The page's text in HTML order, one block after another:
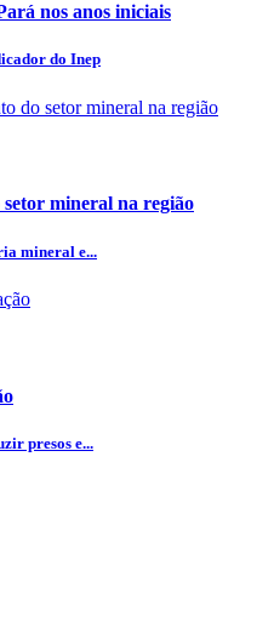
nos anos iniciais
do Inep
setor mineral na região
mineral e...
presos e...